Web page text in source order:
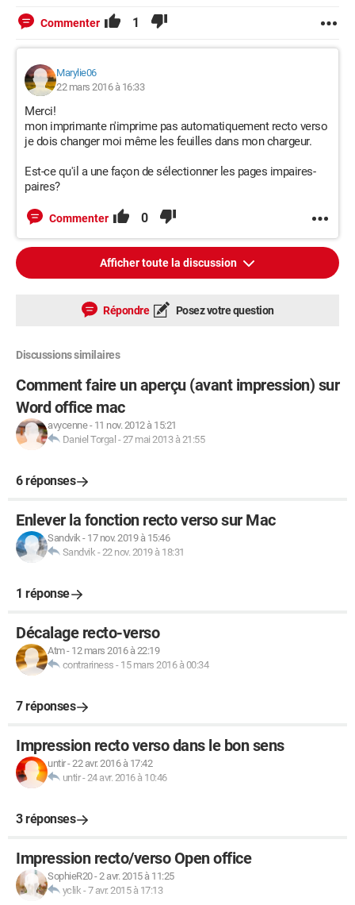
Commenter 1
Marylie06
22 mars 2016 à 16:33
Merci!
mon imprimante n'imprime pas automatiquement recto verso
je dois changer moi même les feuilles dans mon chargeur.
Est-ce qu'il a une façon de sélectionner les pages impaires-
paires?
Commenter 0
Afficher toute la discussion
Répondre Posez votre question
Discussions similaires
Comment faire un aperçu (avant impression) sur
Word office mac
avycenne- 11 nov. 2012 à 15:21
Daniel Torgal -27 mai 2013 à 21:55
6 réponses
Enlever la fonction recto verso sur Mac
Sandvik- 17 nov. 2019 à 15:46
Sandvik -22 nov. 2019 à 18:31
1 réponse
Décalage recto-verso
Atm- 12 mars 2016 à 22:19
contrariness - 15 mars 2016 à 00:34
7 réponses
Impression recto verso dans le bon sens
untir-22 avr. 2016 à 17:42
untir-24 avr. 2016 à 10:46
3 réponses
Impression recto/verso Open office
SophieR20-2 avr. 2015 à 11:25
yclik -7 avr. 2015 à 17:13